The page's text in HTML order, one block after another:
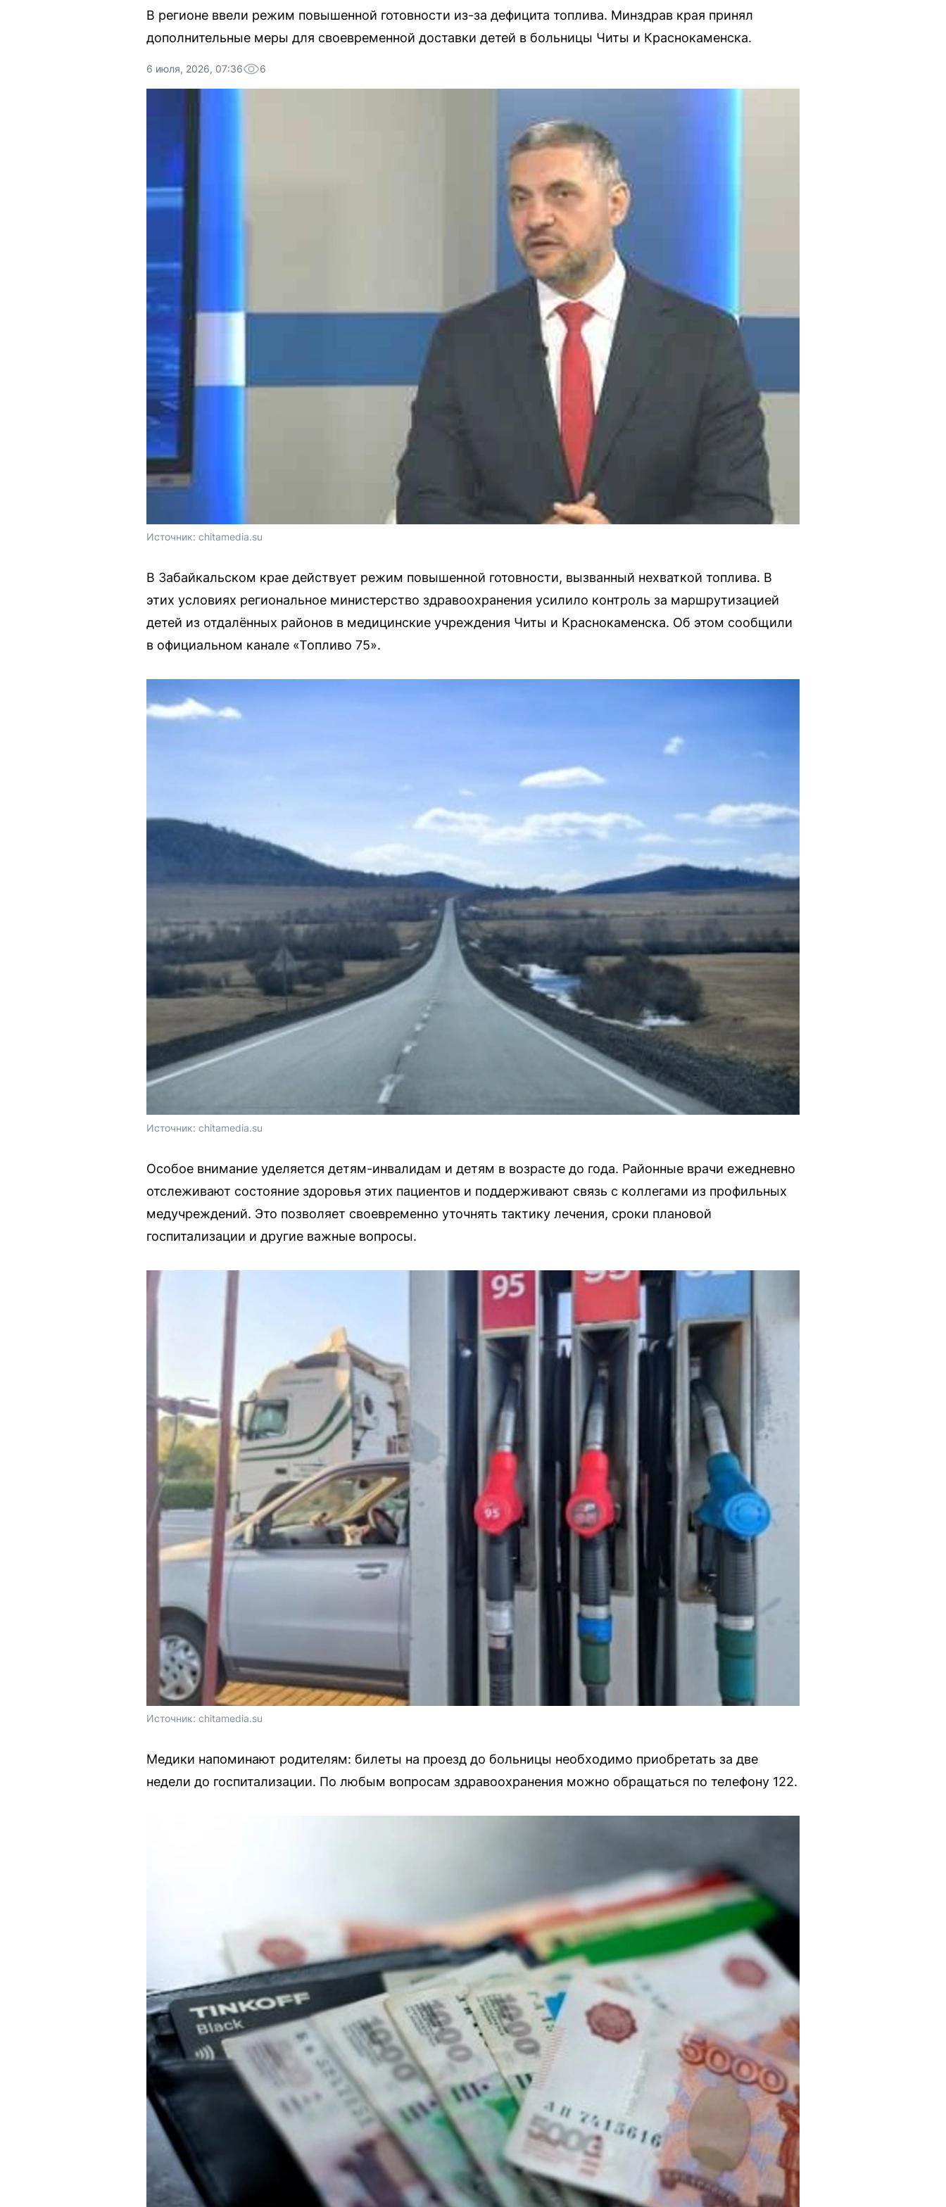
В регионе ввели режим повышенной готовности из-за дефицита топлива. Минздрав края принял
дополнительные меры для своевременной доставки детей в больницы Читы и Краснокаменска.
6 июля, 2026, 07:36 6
Источник: chitamedia.su
В Забайкальском крае действует режим повышенной готовности, вызванный нехваткой топлива. В
этих условиях региональное министерство здравоохранения усилило контроль за маршрутизацией
детей из отдалённых районов в медицинские учреждения Читы и Краснокаменска. Об этом сообщили
в официальном канале «Топливо 75».
Источник: chitamedia.su
Особое внимание уделяется детям-инвалидам и детям в возрасте до года. Районные врачи ежедневно
отслеживают состояние здоровья этих пациентов и поддерживают связь с коллегами из профильных
медучреждений. Это позволяет своевременно уточнять тактику лечения, сроки плановой
госпитализации и другие важные вопросы.
Источник: chitamedia.su
Медики напоминают родителям: билеты на проезд до больницы необходимо приобретать за две
недели до госпитализации. По любым вопросам здравоохранения можно обращаться по телефону 122.